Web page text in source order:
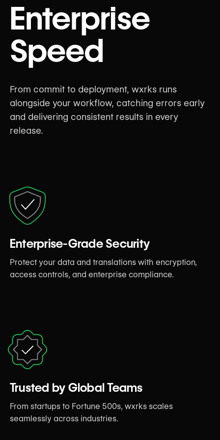
Enterprise
Speed
From commit to deployment, wxrks runs
alongside your workflow, catching errors early
and delivering consistent results in every
release.
Enterprise-Grade Security
Protect your data and translations with encryption,
access controls, and enterprise compliance.
Trusted by Global Teams
From startups to Fortune 500s, wxrks scales
seamlessly across industries.